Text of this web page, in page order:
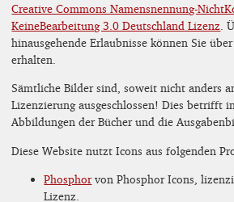
Creative Commons Namensnennung-
KeineBearbeitung 3.0 Deutschland Lizenz .
hinausgehende Erlaubnisse können Sie
erhalten.
Sämtliche Bilder sind, soweit nicht anders
Lizenzierung ausgeschlossen! Dies betrifft
Abbildungen der Bücher und die
Diese Website nutzt Icons aus folgenden
Phosphorvon Phosphor Icons,
Lizenz.